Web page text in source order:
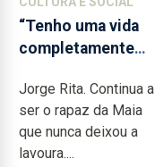
“Tenho uma vida
completamente
dedicação, gosto
e muita paixão”
Jorge Rita. Continua a
ser o rapaz da Maia
que nunca deixou a
lavoura....